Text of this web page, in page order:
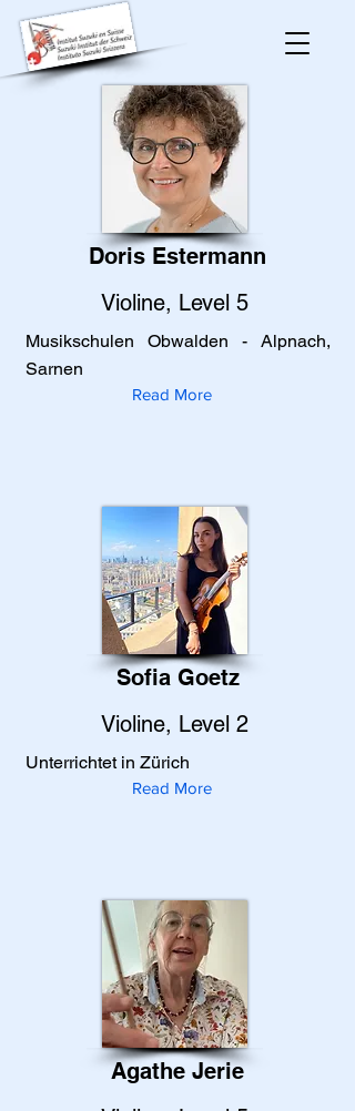
Doris Estermann
Violine, Level 5
Musikschulen Obwalden - Alpnach,
Sarnen
Read More
Sofia Goetz
Violine, Level 2
Unterrichtet in Zürich
Read More
Agathe Jerie